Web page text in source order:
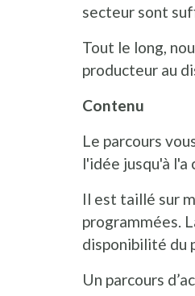
secteur sont
Tout le long,
producteur au
Contenu
Le parcours
l'idée jusqu'à
Il est taillé sur
programmées.
disponibilité du
Un parcours